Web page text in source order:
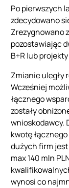
Po pierwszych
zdecydowano
Zrezygnowano
pozostawiając
B+R lub
Zmianie uległy
Wcześniej
łącznego
zostały
wnioskodawcy.
kwotę
dużych firm jest
max 140 mln
wynosi co